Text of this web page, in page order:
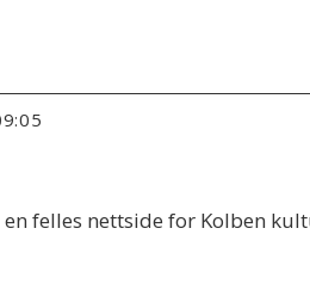
felles nettside for Kolben